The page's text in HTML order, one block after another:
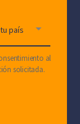
al
solicitada.